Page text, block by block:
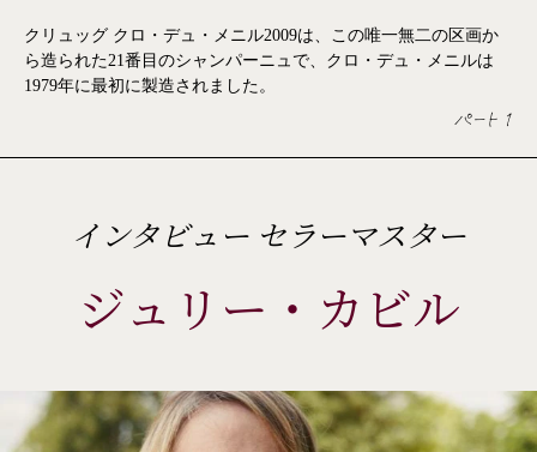
クリュッグ クロ・デュ・メニル2009は、この唯一無二の区画か
ら造られた21番目のシャンパーニュで、クロ・デュ・メニルは
1979年に最初に製造されました。
パート 1
インタビュー セラーマスター
ジュリー・カビル